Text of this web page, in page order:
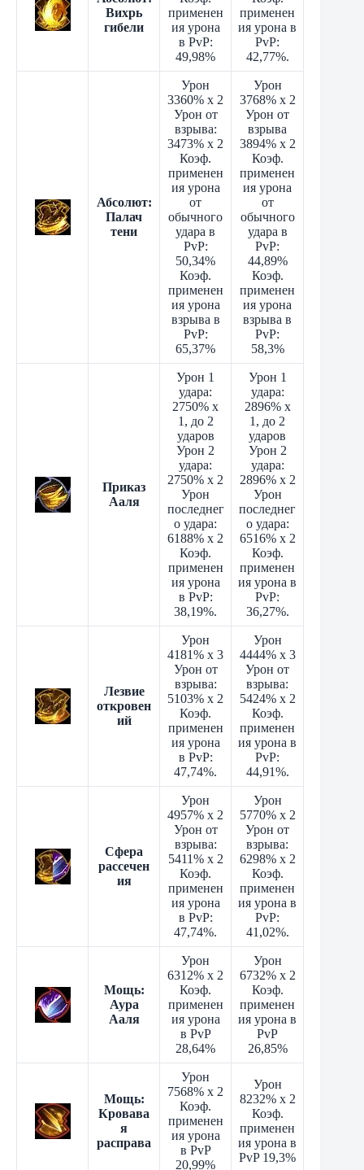
Вихрь
гибели
применен
ия урона
в PvP:
49,98%
применен
ия урона в
PvP:
42,77%.
Абсолют:
Палач
тени
Урон
3360% x 2
Урон от
взрыва:
3473% x 2
Коэф.
применен
ия урона
от
обычного
удара в
PvP:
50,34%
Коэф.
применен
ия урона
взрыва в
PvP:
65,37%
Урон
3768% x 2
Урон от
взрыва
3894% x 2
Коэф.
применен
ия урона
от
обычного
удара в
PvP:
44,89%
Коэф.
применен
ия урона
взрыва в
PvP:
58,3%
Приказ
Ааля
Урон 1
удара:
2750% x
1, до 2
ударов
Урон 2
удара:
2750% x 2
Урон
последнег
о удара:
6188% x 2
Коэф.
применен
ия урона
в PvP:
38,19%.
Урон 1
удара:
2896% x
1, до 2
ударов
Урон 2
удара:
2896% x 2
Урон
последнег
о удара:
6516% x 2
Коэф.
применен
ия урона в
PvP:
36,27%.
Лезвие
откровен
ий
Урон
4181% x 3
Урон от
взрыва:
5103% x 2
Коэф.
применен
ия урона
в PvP:
47,74%.
Урон
4444% x 3
Урон от
взрыва:
5424% x 2
Коэф.
применен
ия урона в
PvP:
44,91%.
Сфера
рассечен
ия
Урон
4957% x 2
Урон от
взрыва:
5411% x 2
Коэф.
применен
ия урона
в PvP:
47,74%.
Урон
5770% x 2
Урон от
взрыва:
6298% x 2
Коэф.
применен
ия урона в
PvP:
41,02%.
Мощь:
Аура
Ааля
Урон
6312% x 2
Коэф.
применен
ия урона
в PvP
28,64%
Урон
6732% x 2
Коэф.
применен
ия урона в
PvP
26,85%
Мощь:
Кровава
я
расправа
Урон
7568% x 2
Коэф.
применен
ия урона
в PvP
20,99%
Урон
8232% x 2
Коэф.
применен
ия урона в
PvP 19,3%